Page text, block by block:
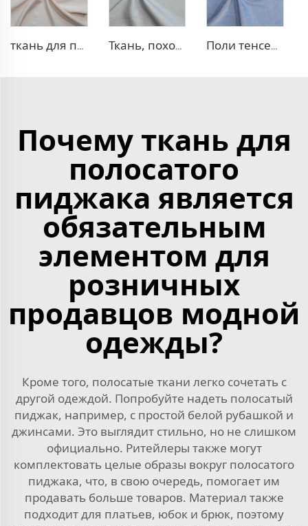
ткань для платья 100% лиоцелл, похожая на лен Ткань, похожая на деним, TR с эффектом стрейч Поли тенсел деним — ткань, похожая на джинсовую
Почему ткань для
полосатого
пиджака является
обязательным
элементом для
розничных
продавцов модной
одежды?
Кроме того, полосатые ткани легко сочетать с
другой одеждой. Попробуйте надеть полосатый
пиджак, например, с простой белой рубашкой и
джинсами. Это выглядит стильно, но не слишком
официально. Ритейлеры также могут
комплектовать целые образы вокруг полосатого
пиджака, что, в свою очередь, помогает им
продавать больше товаров. Материал также
подходит для платьев, юбок и брюк, поэтому